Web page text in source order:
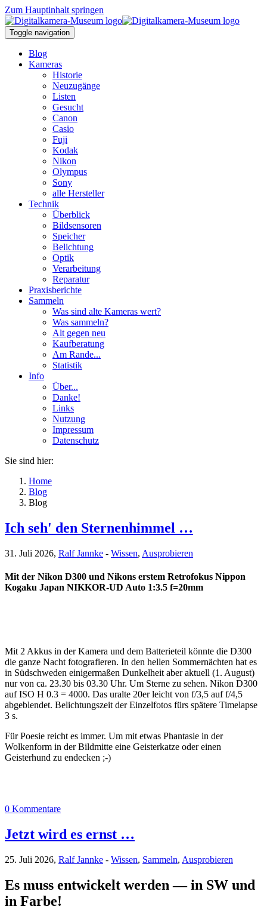
Zum Hauptinhalt springen
Toggle navigation
Blog
Kameras
Historie
Neuzugänge
Listen
Gesucht
Canon
Casio
Fuji
Kodak
Nikon
Olympus
Sony
alle Hersteller
Technik
Überblick
Bildsensoren
Speicher
Belichtung
Optik
Verarbeitung
Reparatur
Praxisberichte
Sammeln
Was sind alte Kameras wert?
Was sammeln?
Alt gegen neu
Kaufberatung
Am Rande...
Statistik
Info
Über...
Danke!
Links
Nutzung
Impressum
Datenschutz
Sie sind hier:
Home
Blog
Blog
Ich seh' den Sternenhimmel …
31. Juli 2026, Ralf Jannke - Wissen, Ausprobieren
Mit der Nikon D300 und Nikons erstem Retrofokus Nippon
Kogaku Japan NIKKOR-UD Auto 1:3.5 f=20mm
Mit 2 Akkus in der Kamera und dem Batterieteil könnte die D300
die ganze Nacht fotografieren. In den hellen Sommernächten hat es
in Südschweden einigermaßen Dunkelheit aber aktuell (1. August)
nur von ca. 23.30 bis 03.30 Uhr. Um Sterne zu sehen. Nikon D300
auf ISO H 0.3 = 4000. Das uralte 20er leicht von f/3,5 auf f/4,5
abgeblendet. Belichtungszeit der Einzelfotos fürs spätere Timelapse
3 s.
Für Poesie reicht es immer. Um mit etwas Phantasie in der
Wolkenform in der Bildmitte eine Geisterkatze oder einen
Geisterhund zu endecken ;-)
0 Kommentare
Jetzt wird es ernst …
25. Juli 2026, Ralf Jannke - Wissen, Sammeln, Ausprobieren
Es muss entwickelt werden — in SW und
in Farbe!